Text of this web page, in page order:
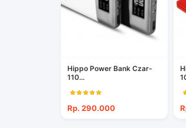
Hippo Power Bank Czar-
110...
Rp. 290.000